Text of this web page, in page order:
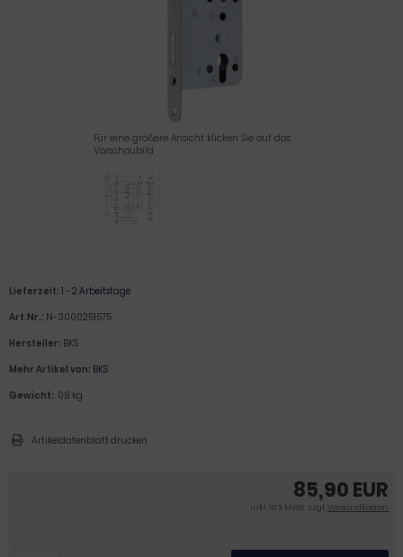
Für eine größere Ansicht klicken Sie auf das
Vorschaubild
85,90 EUR
inkl. 19 % MwSt. zzgl.Versandkosten
Lieferzeit: 1 - 2 Arbeitstage
Art.Nr.: N-3000251575
Hersteller: BKS
Mehr Artikel von: BKS
Gewicht: 0.9 kg
Artikeldatenblatt drucken